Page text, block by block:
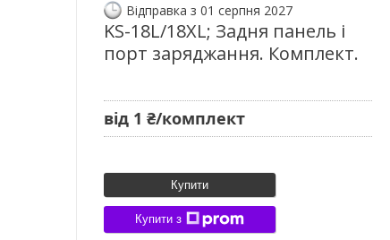
Відправка з 01 серпня 2027
KS-18L/18XL; Задня панель і
порт заряджання. Комплект.
від 1 ₴/комплект
Купити
Купити з